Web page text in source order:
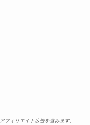
フィリエイト広告を含みます。